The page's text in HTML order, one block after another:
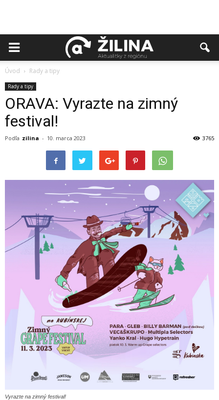
Úvod Rady a tipy
Rady a tipy
ORAVA: Vyrazte na zimný
festival!
Podľa zilina - 10. marca 2023 3765
Vyrazte na zimný festival!